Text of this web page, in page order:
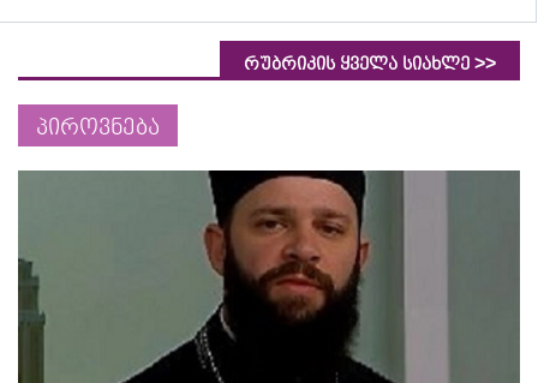
რუბრიკის ყველა სიახლე >>
პიროვნება